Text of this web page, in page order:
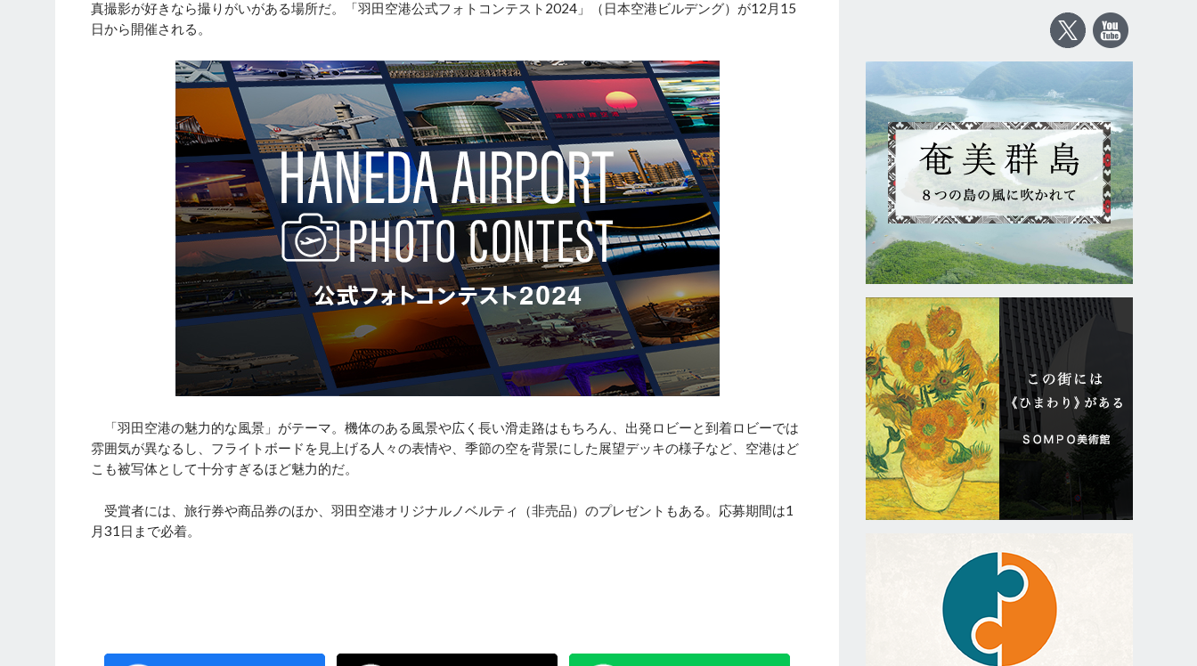
真撮影が好きなら撮りがいがある場所だ。「羽田空港公式フォトコンテスト2024」（日本空港ビルデング）が12月15
日から開催される。
「羽田空港の魅力的な風景」がテーマ。機体のある風景や広く長い滑走路はもちろん、出発ロビーと到着ロビーでは
雰囲気が異なるし、フライトボードを見上げる人々の表情や、季節の空を背景にした展望デッキの様子など、空港はど
こも被写体として十分すぎるほど魅力的だ。
受賞者には、旅行券や商品券のほか、羽田空港オリジナルノベルティ（非売品）のプレゼントもある。応募期間は1
月31日まで必着。